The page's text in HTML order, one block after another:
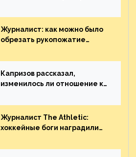
броске бутылкой в Кадри
Журналист: как можно было
обрезать рукопожатие
Плохая работа, ESPN
Капризов рассказал,
изменилось ли отношение к
Украине
Журналист The Athletic:
хоккейные боги наградили
великолепную игру